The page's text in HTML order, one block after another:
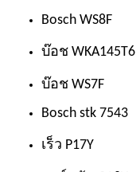
Bosch WS8F
บ๊อช WKA145T6
บ๊อช WS7F
Bosch stk 7543
เร็ว P17Y